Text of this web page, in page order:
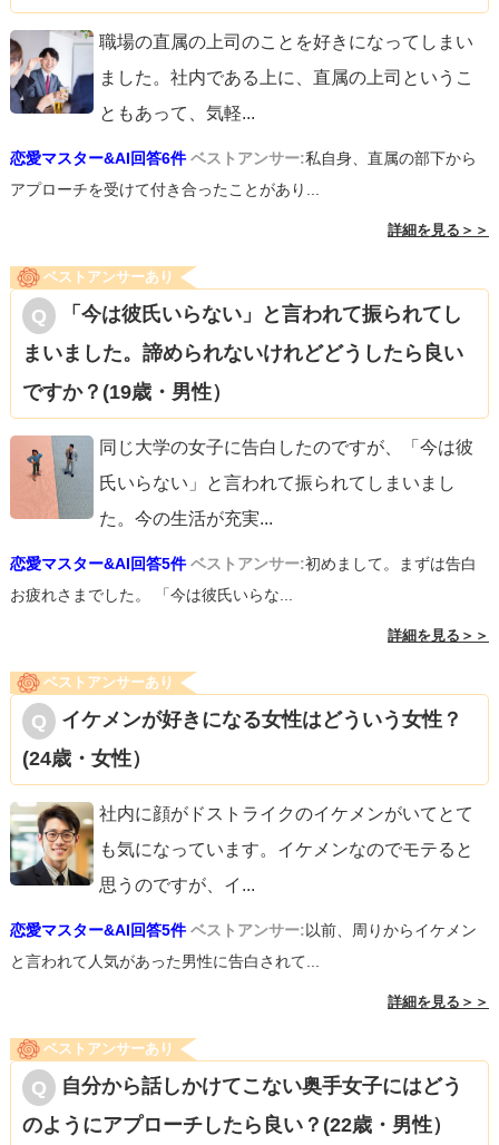
職場の直属の上司のことを好きになってしまい
ました。社内である上に、直属の上司というこ
ともあって、気軽...
恋愛マスター&AI回答6件 ベストアンサー:私自身、直属の部下から
アプローチを受けて付き合ったことがあり...
詳細を見る＞＞
ベストアンサーあり
「今は彼氏いらない」と言われて振られてし
まいました。諦められないけれどどうしたら良い
ですか？(19歳・男性）
同じ大学の女子に告白したのですが、「今は彼
氏いらない」と言われて振られてしまいまし
た。今の生活が充実...
恋愛マスター&AI回答5件 ベストアンサー:初めまして。まずは告白
お疲れさまでした。 「今は彼氏いらな...
詳細を見る＞＞
ベストアンサーあり
イケメンが好きになる女性はどういう女性？
(24歳・女性）
社内に顔がドストライクのイケメンがいてとて
も気になっています。イケメンなのでモテると
思うのですが、イ ...
恋愛マスター&AI回答5件 ベストアンサー:以前、周りからイケメン
と言われて人気があった男性に告白されて...
詳細を見る＞＞
ベストアンサーあり
自分から話しかけてこない奥手女子にはどう
のようにアプローチしたら良い？(22歳・男性）